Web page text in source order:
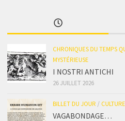
CHRONIQUES DU TEMPS
MYSTÉRIEUSE
I NOSTRI ANTICHI
26 JUILLET 2026
BILLET DU JOUR / CULTURE
VAGABONDAGE…